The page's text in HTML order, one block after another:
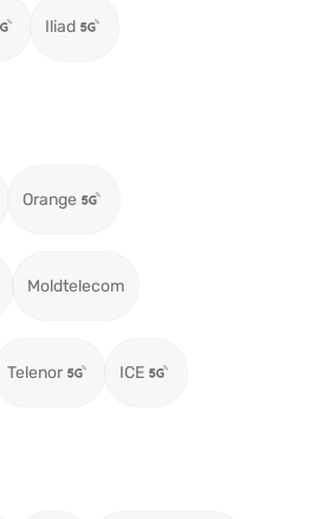
Iliad
Orange
Moldtelecom
Telenor ICE